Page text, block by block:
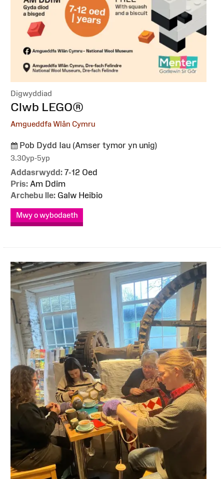
Digwyddiad
:Clwb LEGO®
Amgueddfa Wlân Cymru
Pob Dydd Iau (Amser tymor yn unig)
3.30yp-5yp
Addasrwydd: 7-12 Oed
Pris: Am Ddim
Archebu lle: Galw Heibio
Mwy o wybodaeth